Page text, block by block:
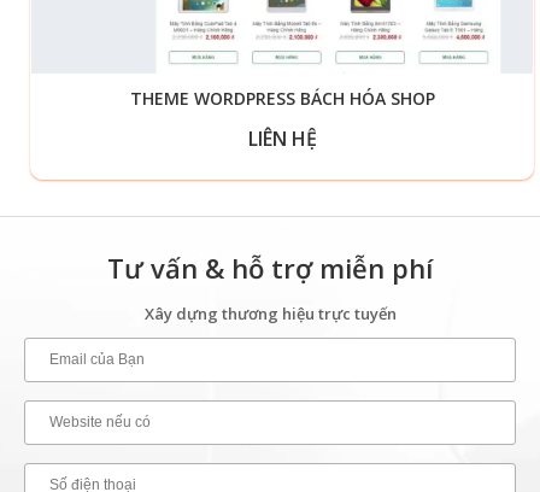
THEME WORDPRESS BÁCH HÓA SHOP
LIÊN HỆ
Tư vấn & hỗ trợ miễn phí
Xây dựng thương hiệu trực tuyến